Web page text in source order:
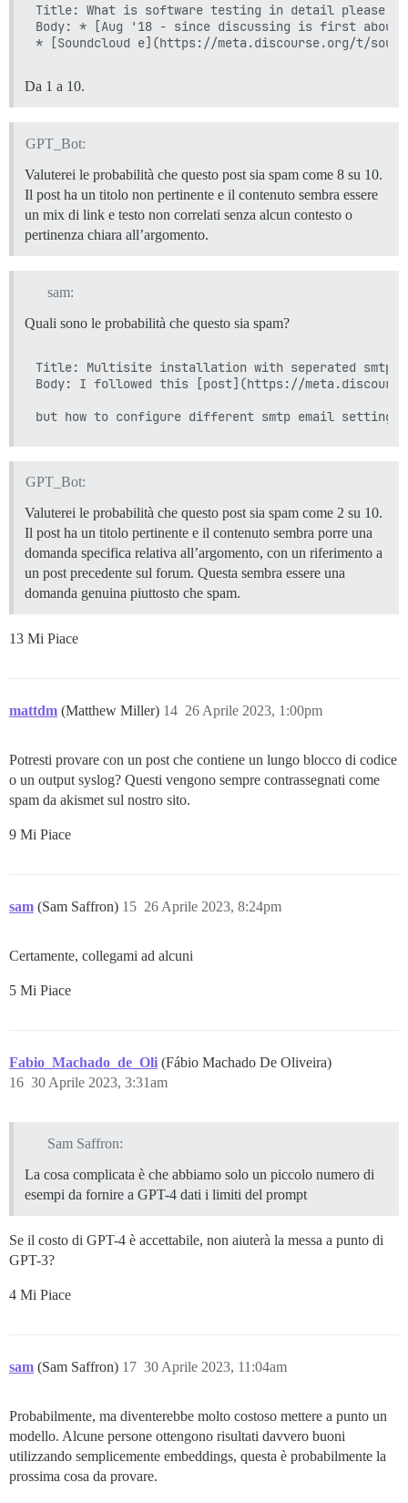
Title: What is software testing in detail please
Body: * [Aug '18 - since discussing is first about
Da 1 a 10.
GPT_Bot:
Valuterei le probabilità che questo post sia spam come 8 su 10.
Il post ha un titolo non pertinente e il contenuto sembra essere
un mix di link e testo non correlati senza alcun contesto o
pertinenza chiara all’argomento.
sam:
Quali sono le probabilità che questo sia spam?
Title: Multisite installation with seperated smtp
Body: I followed this [post](https://
GPT_Bot:
Valuterei le probabilità che questo post sia spam come 2 su 10.
Il post ha un titolo pertinente e il contenuto sembra porre una
domanda specifica relativa all’argomento, con un riferimento a
un post precedente sul forum. Questa sembra essere una
domanda genuina piuttosto che spam.
13 Mi Piace
mattdm (Matthew Miller) 26 Aprile 2023, 1:00pm
14
Potresti provare con un post che contiene un lungo blocco di codice
o un output syslog? Questi vengono sempre contrassegnati come
spam da akismet sul nostro sito.
9 Mi Piace
sam (Sam Saffron) 26 Aprile 2023, 8:24pm
15
Certamente, collegami ad alcuni
5 Mi Piace
Fabio_Machado_de_Oli (Fábio Machado De Oliveira)
30 Aprile 2023, 3:31am
16
Sam Saffron:
La cosa complicata è che abbiamo solo un piccolo numero di
esempi da fornire a GPT-4 dati i limiti del prompt
Se il costo di GPT-4 è accettabile, non aiuterà la messa a punto di
GPT-3?
4 Mi Piace
sam (Sam Saffron) 30 Aprile 2023, 11:04am
17
Probabilmente, ma diventerebbe molto costoso mettere a punto un
modello. Alcune persone ottengono risultati davvero buoni
utilizzando semplicemente embeddings, questa è probabilmente la
prossima cosa da provare.